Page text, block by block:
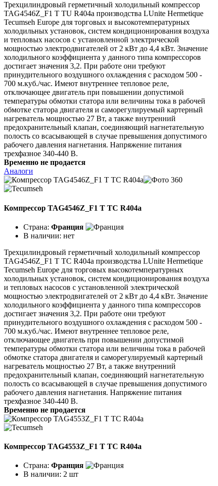
Трехцилиндровый герметичный холодильный компрессор
TAG4546Z_F1 T TU R404a производства LUnite Hermetique
Tecumseh Europe для торговых и высокотемпературных
холодильных установок, систем кондиционирования воздуха
и тепловых насосов с установленной электрической
мощностью электродвигателей от 2 кВт до 4,4 кВт. Значение
холодильного коэффициента у данного типа компрессоров
достигает значения 3,2. При работе они требуют
принудительного воздушного охлаждения с расходом 500 -
700 м.куб./час. Имеют внутреннее тепловое реле,
отключающее двигатель при повышении допустимой
температуры обмотки статора или величины тока в рабочей
обмотке статора двигателя и саморегулируемый картерный
нагреватель мощностью 27 Вт, а также внутренний
предохранительный клапан, соединяющий нагнетательную
полость со всасывающей в случае превышения допустимого
рабочего давления нагнетания. Напряжение питания
трехфазное 340-440 В.
Временно не продается
Аналоги
Компрессор TAG4546Z_F1 T TC R404a
Страна: Франция
В наличии: нет
Трехцилиндровый герметичный холодильный компрессор
TAG4546Z_F1 T TC R404a производства LUnite Hermetique
Tecumseh Europe для торговых высокотемпературных
холодильных установок, систем кондиционирования воздуха
и тепловых насосов с установленной электрической
мощностью электродвигателей от 2 кВт до 4,4 кВт. Значение
холодильного коэффициента у данного типа компрессоров
достигает значения 3,2. При работе они требуют
принудительного воздушного охлаждения с расходом 500 -
700 м.куб./час. Имеют внутреннее тепловое реле,
отключающее двигатель при повышении допустимой
температуры обмотки статора или величины тока в рабочей
обмотке статора двигателя и саморегулируемый картерный
нагреватель мощностью 27 Вт, а также внутренний
предохранительный клапан, соединяющий нагнетательную
полость со всасывающей в случае превышения допустимого
рабочего давления нагнетания. Напряжение питания
трехфазное 340-440 В.
Временно не продается
Компрессор TAG4553Z_F1 T TC R404a
Страна: Франция
В наличии: 2 шт